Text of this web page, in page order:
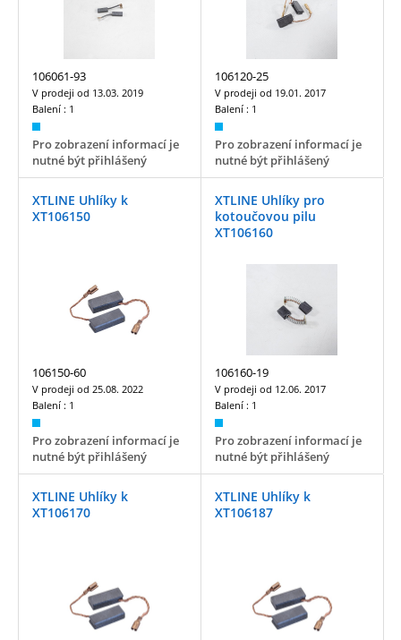
106061-93
V prodeji od 13.03. 2019
Balení : 1
Pro zobrazení informací je
nutné být přihlášený
106120-25
V prodeji od 19.01. 2017
Balení : 1
Pro zobrazení informací je
nutné být přihlášený
XTLINE Uhlíky k
XT106150
106150-60
V prodeji od 25.08. 2022
Balení : 1
Pro zobrazení informací je
nutné být přihlášený
XTLINE Uhlíky pro
kotoučovou pilu
XT106160
106160-19
V prodeji od 12.06. 2017
Balení : 1
Pro zobrazení informací je
nutné být přihlášený
XTLINE Uhlíky k
XT106170
XTLINE Uhlíky k
XT106187